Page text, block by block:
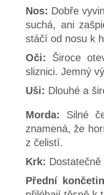
Nos: Dobře
suchá, ani
stáčí od nosu k
Oči: Široce
sliznici. Jemný
Uši: Dlouhé a
Morda: Silné
znamená, že
z čelistí.
Krk:
Přední